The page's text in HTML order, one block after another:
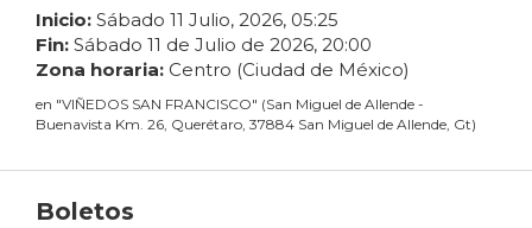
Inicio: Sábado 11 Julio, 2026, 05:25
Fin: Sábado 11 de Julio de 2026, 20:00
Zona horaria: Centro (Ciudad de México)
en "VIÑEDOS SAN FRANCISCO" (San Miguel de Allende -
Buenavista Km. 26, Querétaro, 37884 San Miguel de Allende, Gt)
Boletos